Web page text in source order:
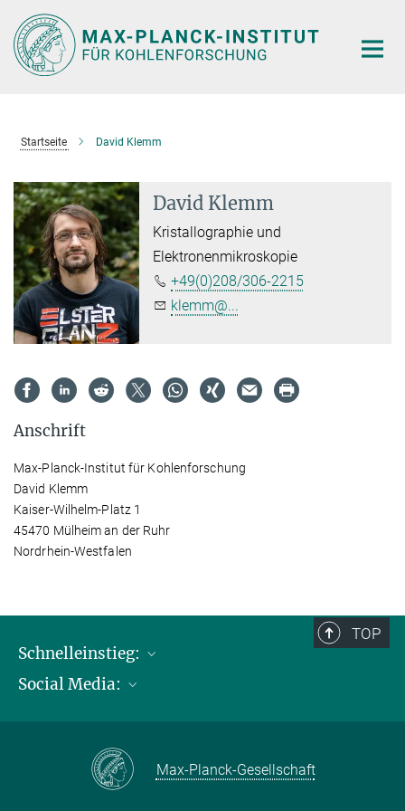
Hauptinhalt
Startseite David Klemm
David Klemm
Kristallographie und
Elektronenmikroskopie
+49(0)208/306-2215
klemm@...
Anschrift
Max-Planck-Institut für Kohlenforschung
David Klemm
Kaiser-Wilhelm-Platz 1
45470 Mülheim an der Ruhr
Nordrhein-Westfalen
TOP
Schnelleinstieg:
Publikationen
Kontakt und Anfahrtsbeschreibung
Social Media:
Max-Planck-Gesellschaft